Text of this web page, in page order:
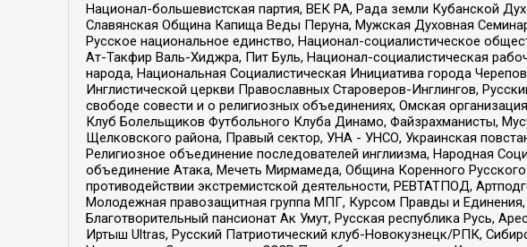
Национал-большевистская партия, ВЕК РА, Рада земли Кубанской
Славянская Община Капища Веды Перуна, Мужская Духовная
Русское национальное единство, Национал-социалистическое
Ат-Такфир Валь-Хиджра, Пит Буль, Национал-социалистическая
народа, Национальная Социалистическая Инициатива города
Инглистической церкви Православных Староверов-Инглингов,
свободе совести и о религиозных объединениях, Омская
Клуб Болельщиков Футбольного Клуба Динамо, Файзрахманисты,
Щелковского района, Правый сектор, УНА - УНСО, Украинская
Религиозное объединение последователей инглиизма, Народная
объединение Атака, Мечеть Мирмамеда, Община Коренного
противодействии экстремистской деятельности, РЕВТАТПОД,
Молодежная правозащитная группа МПГ, Курсом Правды и
Благотворительный пансионат Ак Умут, Русская республика Русь,
Иртыш Ultras, Русский Патриотический клуб-Новокузнецк/РПК,